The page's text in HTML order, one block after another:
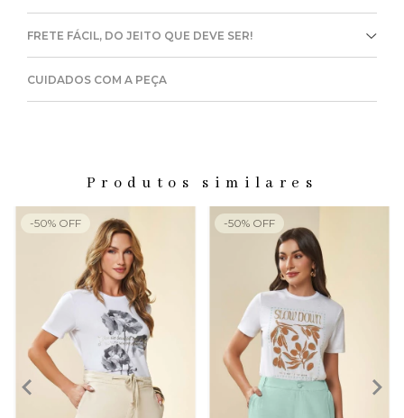
FRETE FÁCIL, DO JEITO QUE DEVE SER!
CUIDADOS COM A PEÇA
Produtos similares
-50% OFF -50% OFF